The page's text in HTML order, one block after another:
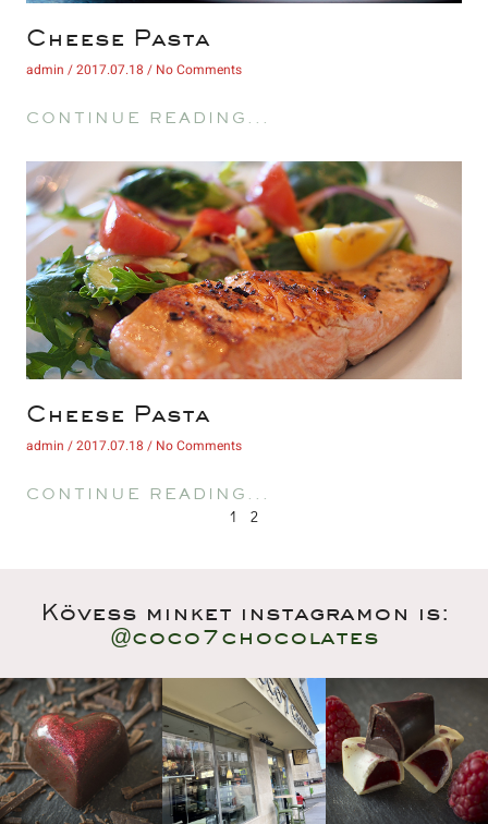
Cheese Pasta
admin 2017.07.18 No Comments
CONTINUE READING...
Cheese Pasta
admin 2017.07.18 No Comments
CONTINUE READING...
1 2
Kövess minket instagramon is:
@coco7chocolate